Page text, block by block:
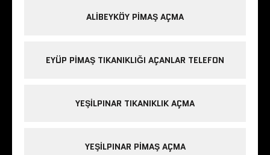
ALIBEYKÖY PIMAŞ AÇMA
EYÜP PIMAŞ TIKANIKLIĞI AÇANLAR TELEFON
YEŞILPINAR TIKANIKLIK AÇMA
YEŞILPINAR PIMAŞ AÇMA